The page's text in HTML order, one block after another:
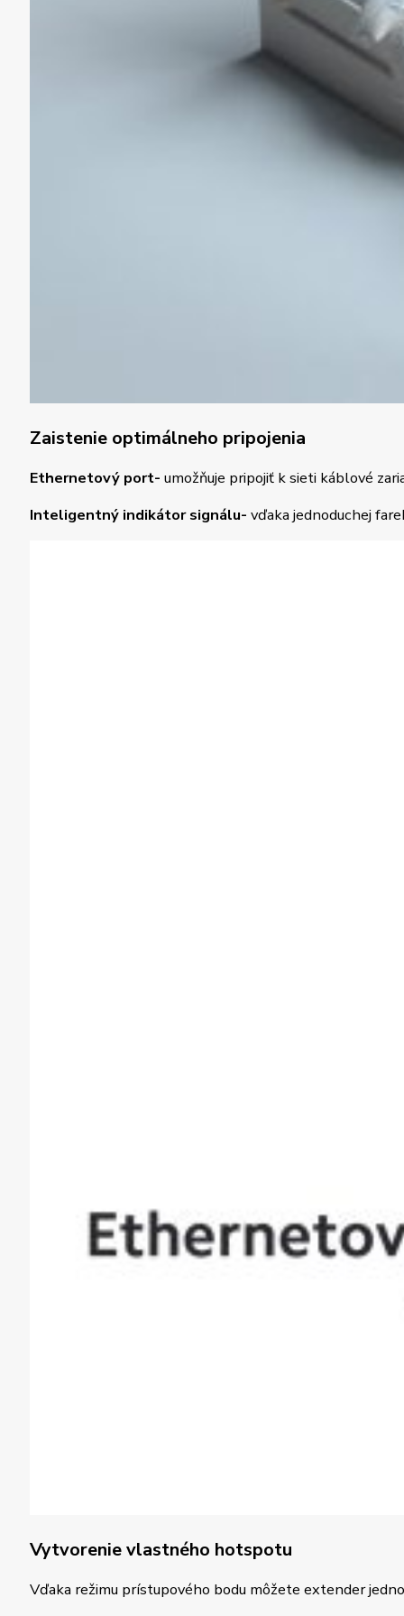
Zaistenie optimálneho pripojenia
Ethernetový port- umožňuje pripojiť k sieti káblové
Inteligentný indikátor signálu- vďaka jednoduchej
Vytvorenie vlastného hotspotu
Vďaka režimu prístupového bodu môžete extender